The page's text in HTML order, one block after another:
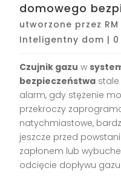
domowego
utworzone przez
Inteligentny dom |
Czujnik gazu w
bezpieczeństwa
alarm, gdy stężenie
przekroczy
natychmiastowe,
jeszcze przed
zapłonem lub
odcięcie dopływu